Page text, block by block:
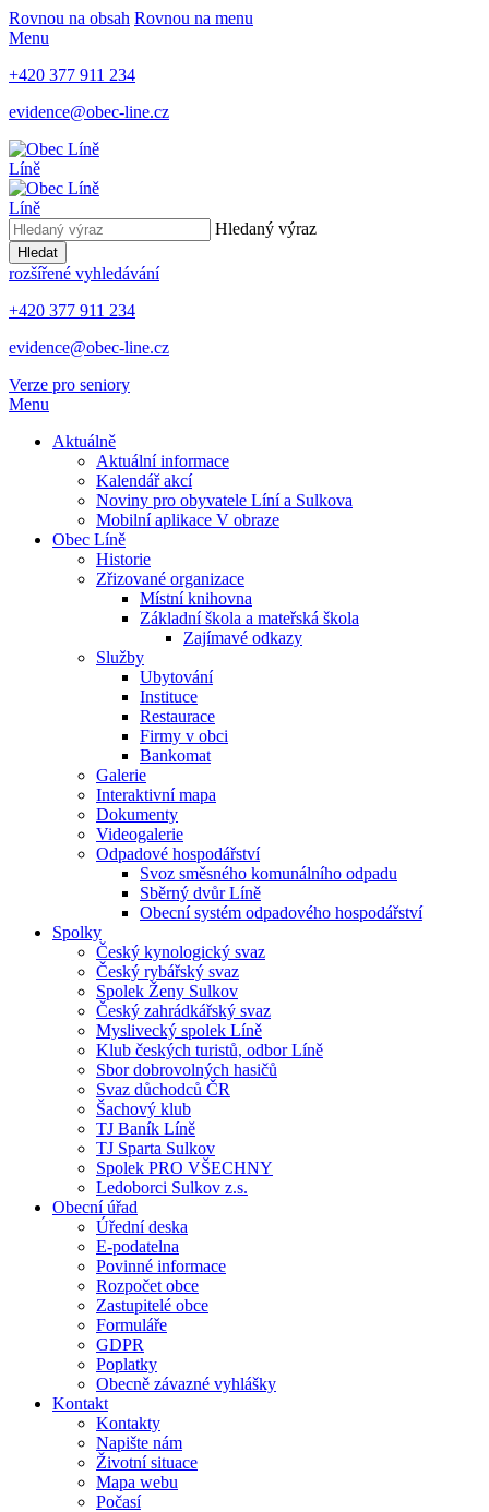
Rovnou na obsah Rovnou na menu
Menu
+420 377 911 234
evidence@obec-line.cz
Líně
Líně
Hledaný výraz
Hledat
rozšířené vyhledávání
+420 377 911 234
evidence@obec-line.cz
Verze pro seniory
Menu
Aktuálně
Aktuální informace
Kalendář akcí
Noviny pro obyvatele Líní a Sulkova
Mobilní aplikace V obraze
Obec Líně
Historie
Zřizované organizace
Místní knihovna
Základní škola a mateřská škola
Zajímavé odkazy
Služby
Ubytování
Instituce
Restaurace
Firmy v obci
Bankomat
Galerie
Interaktivní mapa
Dokumenty
Videogalerie
Odpadové hospodářství
Svoz směsného komunálního odpadu
Sběrný dvůr Líně
Obecní systém odpadového hospodářství
Spolky
Český kynologický svaz
Český rybářský svaz
Spolek Ženy Sulkov
Český zahrádkářský svaz
Myslivecký spolek Líně
Klub českých turistů, odbor Líně
Sbor dobrovolných hasičů
Svaz důchodců ČR
Šachový klub
TJ Baník Líně
TJ Sparta Sulkov
Spolek PRO VŠECHNY
Ledoborci Sulkov z.s.
Obecní úřad
Úřední deska
E-podatelna
Povinné informace
Rozpočet obce
Zastupitelé obce
Formuláře
GDPR
Poplatky
Obecně závazné vyhlášky
Kontakt
Kontakty
Napište nám
Životní situace
Mapa webu
Počasí